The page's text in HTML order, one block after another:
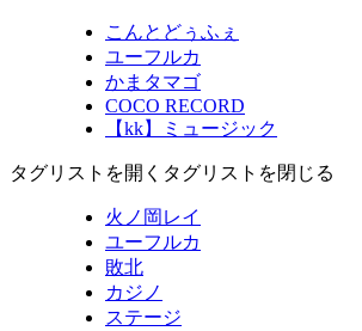
こんとどぅふぇ
ユーフルカ
かまタマゴ
COCO RECORD
【kk】ミュージック
タグリストを開く タグリストを閉じる
火ノ岡レイ
ユーフルカ
敗北
カジノ
ステージ